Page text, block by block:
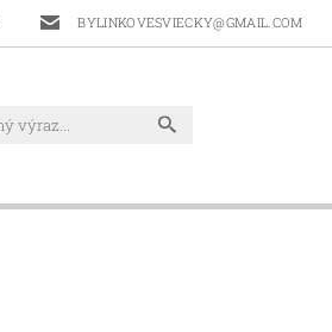
BYLINKOVESVIECKY@GMAIL.COM